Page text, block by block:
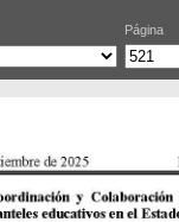
Página